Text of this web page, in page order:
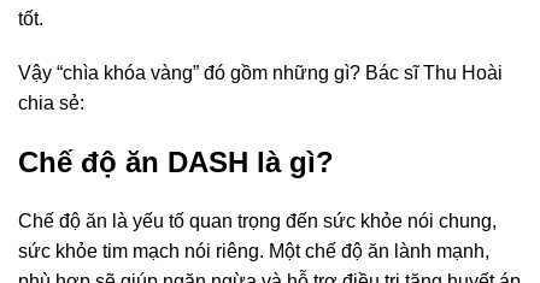
tốt.
Vậy “chìa khóa vàng” đó gồm những gì? Bác sĩ Thu Hoài
chia sẻ:
Chế độ ăn DASH là gì?
Chế độ ăn là yếu tố quan trọng đến sức khỏe nói chung,
sức khỏe tim mạch nói riêng. Một chế độ ăn lành mạnh,